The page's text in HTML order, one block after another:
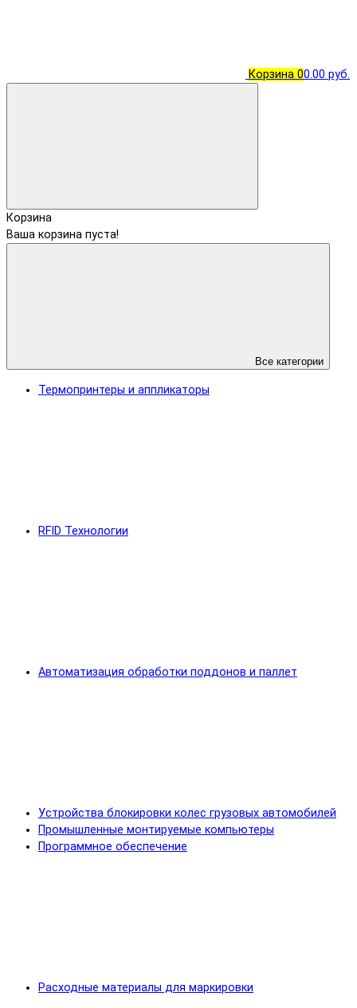
Корзина 00.00 руб.
Корзина
Ваша корзина пуста!
Все категории
Термопринтеры и аппликаторы
RFID Технологии
Автоматизация обработки поддонов и паллет
Устройства блокировки колес грузовых автомобилей
Промышленные монтируемые компьютеры
Программное обеспечение
Расходные материалы для маркировки